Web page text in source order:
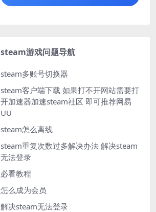
steam游戏问题导航
steam多账号切换器
steam客户端下载 如果打不开网站需要打
开加速器加速steam社区 即可推荐网易
UU
steam怎么离线
steam重复次数过多解决办法 解决steam
无法登录
必看教程
怎么成为会员
解决steam无法登录